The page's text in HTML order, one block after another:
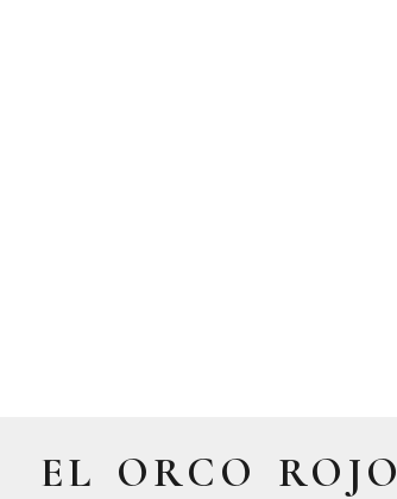
EL ORCO ROJO